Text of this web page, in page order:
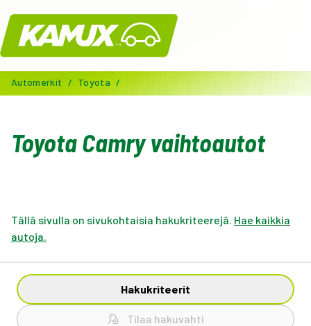
Kamux
Automerkit / Toyota /
Toyota Camry vaihtoautot
Tällä sivulla on sivukohtaisia hakukriteerejä. Hae kaikkia
autoja.
Hakukriteerit
Tilaa hakuvahti